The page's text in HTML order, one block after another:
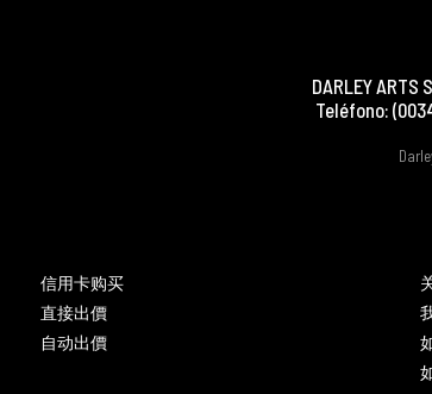
DARLEY ARTS
Teléfono:
信用卡购买
直接出價
自动出價